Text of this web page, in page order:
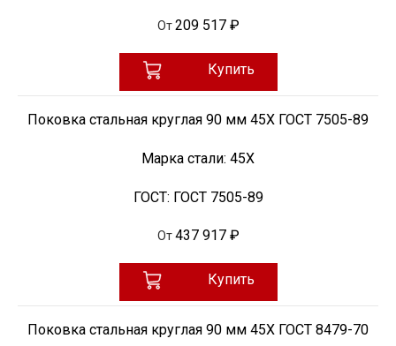
От 209 517 ₽
Купить
Поковка стальная круглая 90 мм 45Х ГОСТ 7505-89
Марка стали: 45Х
ГОСТ: ГОСТ 7505-89
От 437 917 ₽
Купить
Поковка стальная круглая 90 мм 45Х ГОСТ 8479-70